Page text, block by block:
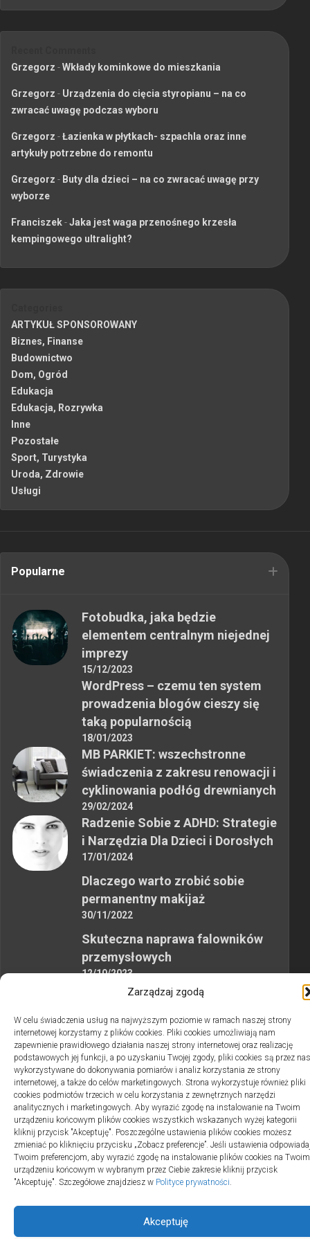
Zarządzaj zgodą
W celu świadczenia usług na najwyższym poziomie w ramach naszej strony
internetowej korzystamy z plików cookies. Pliki cookies umożliwiają nam
zapewnienie prawidłowego działania naszej strony internetowej oraz realizację
podstawowych jej funkcji, a po uzyskaniu Twojej zgody, pliki cookies są przez nas
wykorzystywane do dokonywania pomiarów i analiz korzystania ze strony
internetowej, a także do celów marketingowych. Strona wykorzystuje również pliki
cookies podmiotów trzecich w celu korzystania z zewnętrznych narzędzi
analitycznych i marketingowych. Aby wyrazić zgodę na instalowanie na Twoim
urządzeniu końcowym plików cookies wszystkich wskazanych wyżej kategorii
kliknij przycisk "Akceptuję". Poszczególne ustawienia plików cookies możesz
zmieniać po kliknięciu przycisku „Zobacz preferencje”. Jeśli ustawienia
Twoim preferencjom, aby wyrazić zgodę na instalowanie plików cookies na Twoim
urządzeniu końcowym w wybranym przez Ciebie zakresie kliknij przycisk
"Akceptuję". Szczegółowe znajdziesz w Polityce prywatności.
Akceptuję
Grzegorz -Wkłady kominkowe do mieszkania
Grzegorz - Urządzenia do cięcia styropianu – na co
zwracać uwagę podczas wyboru
Grzegorz -Łazienka w płytkach- szpachla oraz inne
artykuły potrzebne do remontu
Grzegorz - Buty dla dzieci – na co zwracać uwagę przy
wyborze
Franciszek-Jaka jest waga przenośnego krzesła
kempingowego ultralight?
ARTYKUŁ SPONSOROWANY
Biznes, Finanse
Budownictwo
Dom, Ogród
Edukacja
Edukacja, Rozrywka
Inne
Pozostałe
Sport, Turystyka
Uroda, Zdrowie
Usługi
Popularne
Fotobudka, jaka będzie
elementem centralnym niejednej
imprezy
15/12/2023
WordPress – czemu ten system
prowadzenia blogów cieszy się
taką popularnością
18/01/2023
MB PARKIET: wszechstronne
świadczenia z zakresu renowacji i
cyklinowania podłóg drewnianych
29/02/2024
Radzenie Sobie z ADHD: Strategie
i Narzędzia Dla Dzieci i Dorosłych
17/01/2024
Dlaczego warto zrobić sobie
permanentny makijaż
30/11/2022
Skuteczna naprawa falowników
przemysłowych
12/10/2023
2swiaty.pl © 2026. Wszelkie prawa zastrzeżone.